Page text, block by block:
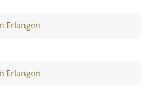
Erlangen
Erlangen